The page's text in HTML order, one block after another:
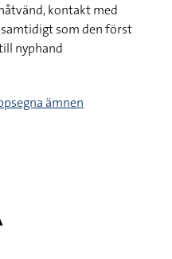
kontakt med
som den först
nyphand
ämnen